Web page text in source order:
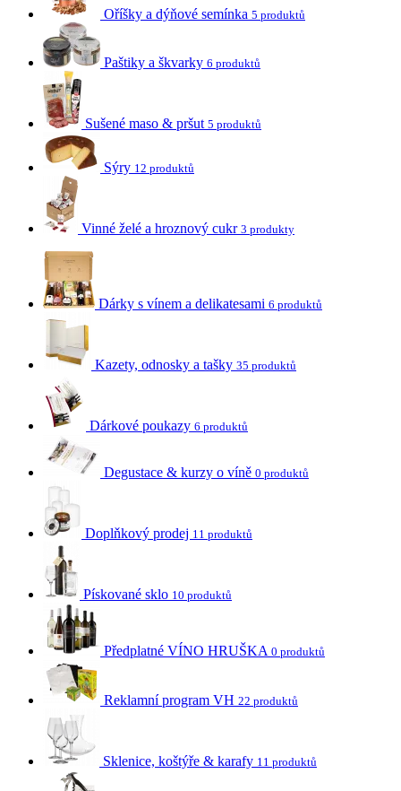
Oříšky a dýňové semínka 5 produktů
Paštiky a škvarky 6 produktů
Sušené maso & pršut 5 produktů
Sýry 12 produktů
Vinné želé a hroznový cukr 3 produkty
Dárky s vínem a delikatesami 6 produktů
Kazety, odnosky a tašky 35 produktů
Dárkové poukazy 6 produktů
Degustace & kurzy o víně 0 produktů
Doplňkový prodej 11 produktů
Pískované sklo 10 produktů
Předplatné VÍNO HRUŠKA 0 produktů
Reklamní program VH 22 produktů
Sklenice, koštýře & karafy 11 produktů